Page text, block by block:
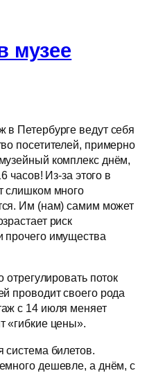
музее
в Петербурге ведут себя
посетителей, примерно
комплекс днём,
часов! Из-за этого в
слишком много
Им (нам) самим может
риск
прочего имущества
отрегулировать поток
проводит своего рода
с 14 июля меняет
«гибкие цены».
система билетов.
дешевле, а днём, с